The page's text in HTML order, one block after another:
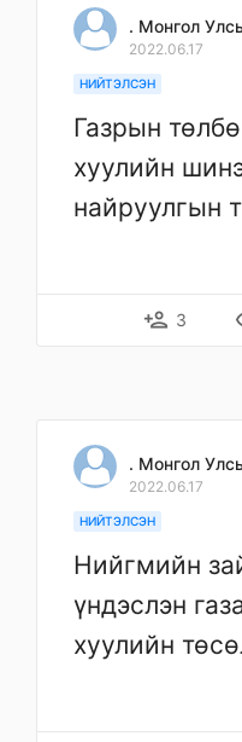
. Монгол
2022.06.17
НИЙТЭЛСЭН
Газрын
хуулийн
найруулгын
person_add 3
. Монгол
2022.06.17
НИЙТЭЛСЭН
Нийгмийн
үндэслэн
хуулийн